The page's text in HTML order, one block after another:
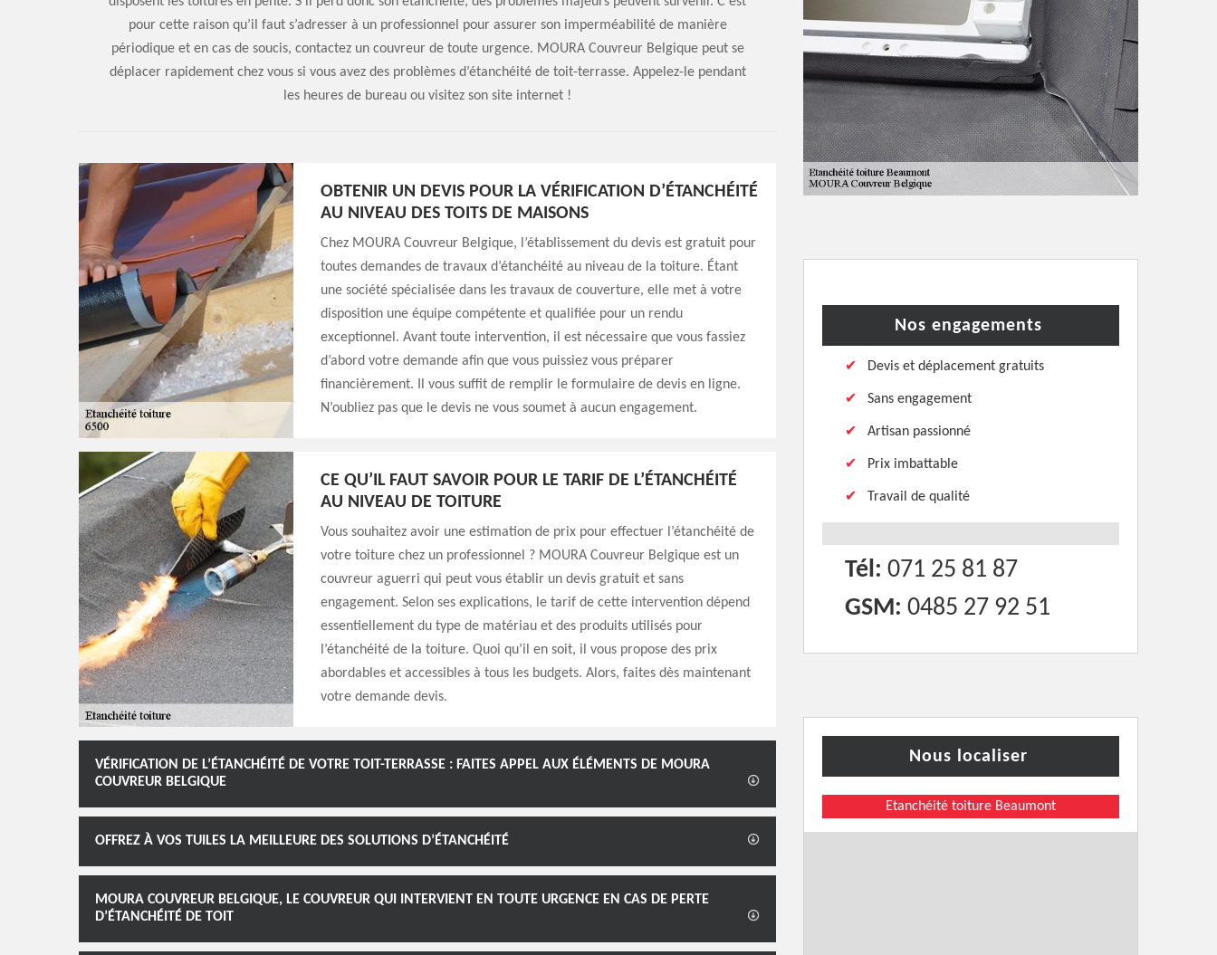
pour cette raison qu’il faut s’adresser à un professionnel pour assurer son imperméabilité de manière
périodique et en cas de soucis, contactez un couvreur de toute urgence. MOURA Couvreur Belgique peut se
déplacer rapidement chez vous si vous avez des problèmes d’étanchéité de toit-terrasse. Appelez-le pendant
les heures de bureau ou visitez son site internet !
OBTENIR UN DEVIS POUR LA VÉRIFICATION D’ÉTANCHÉITÉ
AU NIVEAU DES TOITS DE MAISONS
Chez MOURA Couvreur Belgique, l’établissement du devis est gratuit pour
toutes demandes de travaux d’étanchéité au niveau de la toiture. Étant
une société spécialisée dans les travaux de couverture, elle met à votre
disposition une équipe compétente et qualifiée pour un rendu
exceptionnel. Avant toute intervention, il est nécessaire que vous fassiez
d’abord votre demande afin que vous puissiez vous préparer
financièrement. Il vous suffit de remplir le formulaire de devis en ligne.
N’oubliez pas que le devis ne vous soumet à aucun engagement.
CE QU’IL FAUT SAVOIR POUR LE TARIF DE L’ÉTANCHÉITÉ
AU NIVEAU DE TOITURE
Vous souhaitez avoir une estimation de prix pour effectuer l’étanchéité de
votre toiture chez un professionnel ? MOURA Couvreur Belgique est un
couvreur aguerri qui peut vous établir un devis gratuit et sans
engagement. Selon ses explications, le tarif de cette intervention dépend
essentiellement du type de matériau et des produits utilisés pour
l’étanchéité de la toiture. Quoi qu’il en soit, il vous propose des prix
abordables et accessibles à tous les budgets. Alors, faites dès maintenant
votre demande devis.
VÉRIFICATION DE L’ÉTANCHÉITÉ DE VOTRE TOIT-TERRASSE : FAITES APPEL AUX ÉLÉMENTS DE MOURA
COUVREUR BELGIQUE
OFFREZ À VOS TUILES LA MEILLEURE DES SOLUTIONS D’ÉTANCHÉITÉ
MOURA COUVREUR BELGIQUE, LE COUVREUR QUI INTERVIENT EN TOUTE URGENCE EN CAS DE PERTE
D’ÉTANCHÉITÉ DE TOIT
Nos engagements
Devis et déplacement gratuits
Sans engagement
Artisan passionné
Prix imbattable
Travail de qualité
Tél: 071 25 81 87
GSM: 0485 27 92 51
Nous localiser
Etanchéité toiture Beaumont